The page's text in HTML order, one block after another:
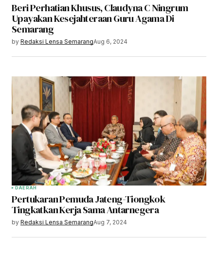
Beri Perhatian Khusus, Claudyna C Ningrum
Upayakan Kesejahteraan Guru Agama Di
Semarang
by Redaksi Lensa SemarangAug 6, 2024
DAERAH
Pertukaran Pemuda Jateng-Tiongkok
Tingkatkan Kerja Sama Antarnegera
by Redaksi Lensa SemarangAug 7, 2024